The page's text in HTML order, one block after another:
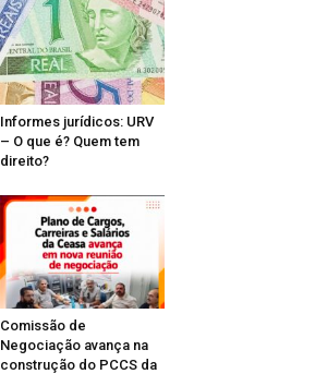
Informes jurídicos: URV
– O que é? Quem tem
direito?
Comissão de
Negociação avança na
construção do PCCS da